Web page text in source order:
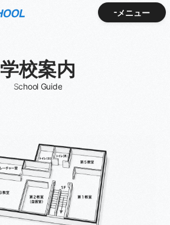
メニュー
メニュー
学校案内
School Guide